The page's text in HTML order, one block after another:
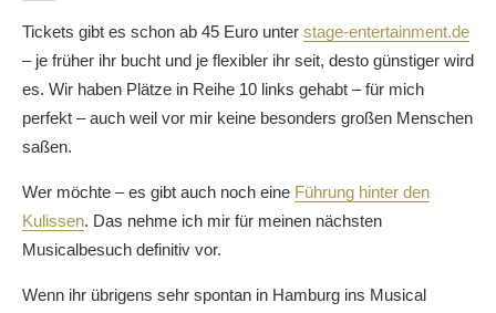
Tickets gibt es schon ab 45 Euro unter stage-entertainment.de
– je früher ihr bucht und je flexibler ihr seit, desto günstiger wird
es. Wir haben Plätze in Reihe 10 links gehabt – für mich
perfekt – auch weil vor mir keine besonders großen Menschen
saßen.
Wer möchte – es gibt auch noch eine Führung hinter den
Kulissen. Das nehme ich mir für meinen nächsten
Musicalbesuch definitiv vor.
Wenn ihr übrigens sehr spontan in Hamburg ins Musical